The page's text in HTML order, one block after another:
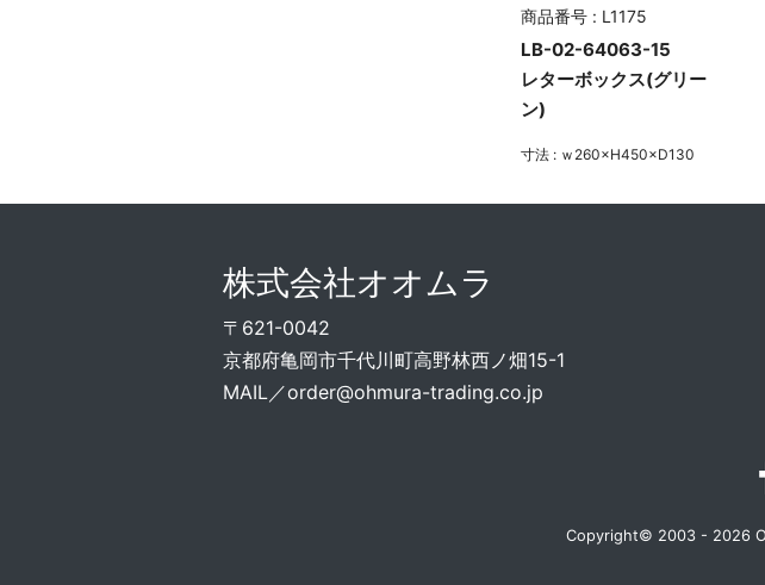
商品番号 : L1175
LB-02-64063-15
レターボックス(グリー
ン)
寸法 : ｗ260×H450×D130
株式会社オオムラ
〒621-0042
京都府亀岡市千代川町高野林西ノ畑15-1
MAIL／order@ohmura-trading.co.jp
Copyright© 2003 - 2026